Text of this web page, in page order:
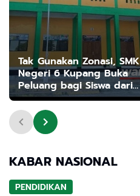
Tak Gunakan Zonasi, SMK
Negeri 6 Kupang Buka
Peluang bagi Siswa dari
Berbagai Daerah
KABAR NASIONAL
PENDIDIKAN